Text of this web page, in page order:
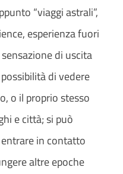
“viaggi astrali”,
esperienza fuori
di uscita
di vedere
o il proprio stesso
e città; si può
in contatto
altre epoche